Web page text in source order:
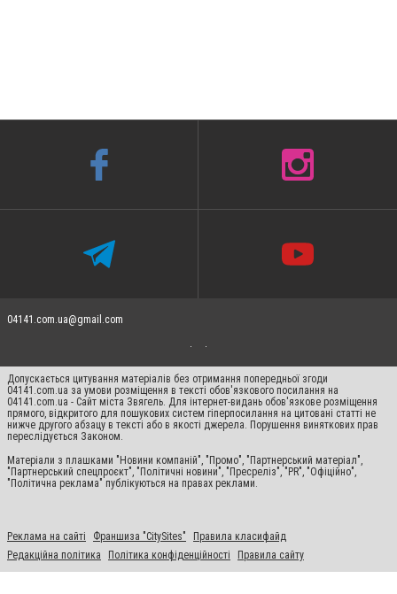
04141.com.ua@gmail.com
Допускається цитування матеріалів без отримання попередньої згоди
04141.com.ua за умови розміщення в тексті обов'язкового посилання на
04141.com.ua - Сайт міста Звягель. Для інтернет-видань обов'язкове розміщення
прямого, відкритого для пошукових систем гіперпосилання на цитовані статті не
нижче другого абзацу в тексті або в якості джерела. Порушення виняткових прав
переслідується Законом.
Матеріали з плашками "Новини компаній", "Промо", "Партнерський матеріал",
"Партнерський спецпроєкт", "Політичні новини", "Пресреліз", "PR", "Офіційно",
"Політична реклама" публікуються на правах реклами.
Реклама на сайті Франшиза "CitySites"
Правила класифайд
Редакційна політика
Політика конфіденційності Правила сайту